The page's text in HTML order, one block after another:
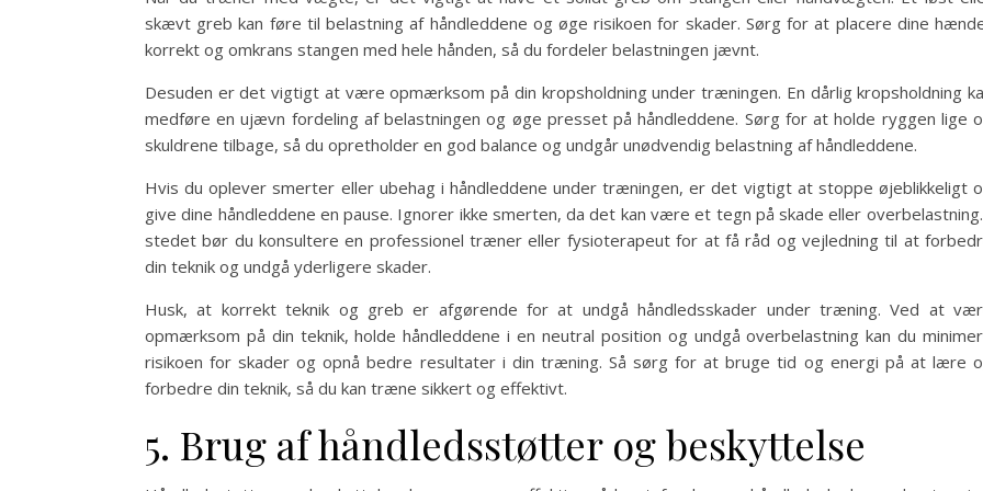
skævt greb kan føre til belastning af håndleddene og øge risikoen for skader. Sørg for at placere dine
korrekt og omkrans stangen med hele hånden, så du fordeler belastningen jævnt.
Desuden er det vigtigt at være opmærksom på din kropsholdning under træningen. En dårlig kropsholdning
medføre en ujævn fordeling af belastningen og øge presset på håndleddene. Sørg for at holde ryggen lige
skuldrene tilbage, så du opretholder en god balance og undgår unødvendig belastning af håndleddene.
Hvis du oplever smerter eller ubehag i håndleddene under træningen, er det vigtigt at stoppe øjeblikkeligt
give dine håndleddene en pause. Ignorer ikke smerten, da det kan være et tegn på skade eller
stedet bør du konsultere en professionel træner eller fysioterapeut for at få råd og vejledning til at
din teknik og undgå yderligere skader.
Husk, at korrekt teknik og greb er afgørende for at undgå håndledsskader under træning. Ved at
opmærksom på din teknik, holde håndleddene i en neutral position og undgå overbelastning kan du
risikoen for skader og opnå bedre resultater i din træning. Så sørg for at bruge tid og energi på at lære
forbedre din teknik, så du kan træne sikkert og effektivt.
5. Brug af håndledsstøtter og beskyttelse